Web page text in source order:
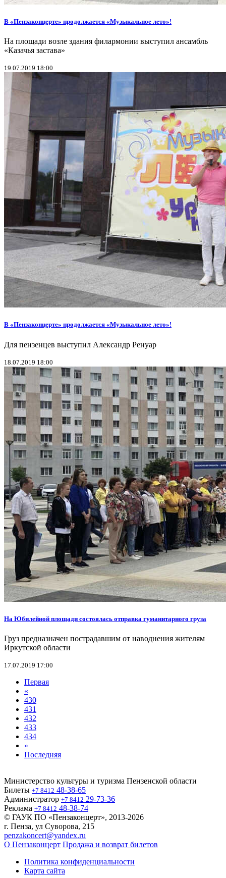
В «Пензаконцерте» продолжается «Музыкальное лето»!
На площади возле здания филармонии выступил ансамбль
«Казачья застава»
19.07.2019 18:00
В «Пензаконцерте» продолжается «Музыкальное лето»!
Для пензенцев выступил Александр Ренуар
18.07.2019 18:00
На Юбилейной площади состоялась отправка гуманитарного груза
Груз предназначен пострадавшим от наводнения жителям
Иркутской области
17.07.2019 17:00
Первая
«
430
431
432
433
434
»
Последняя
Министерство культуры и туризма Пензенской области
Билеты +7 8412 48-38-65
Администратор +7 8412 29-73-36
Реклама +7 8412 48-38-74
© ГАУК ПО «Пензаконцерт», 2013-2026
г. Пенза, ул Суворова, 215
penzakoncert@yandex.ru
О Пензаконцерт Продажа и возврат билетов
Политика конфиденциальности
Карта сайта